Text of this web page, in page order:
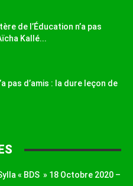
de l’Éducation n’a pas
Kallé...
pas d’amis : la dure leçon de
« BDS » 18 Octobre 2020 –